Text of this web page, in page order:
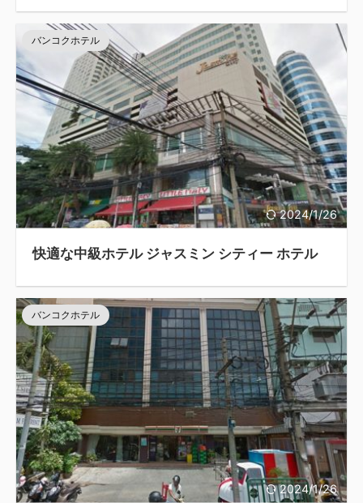
2024/1/26
バンコクホテル
快適な中級ホテル ジャスミン シティー ホテル
2024/1/26
バンコクホテル